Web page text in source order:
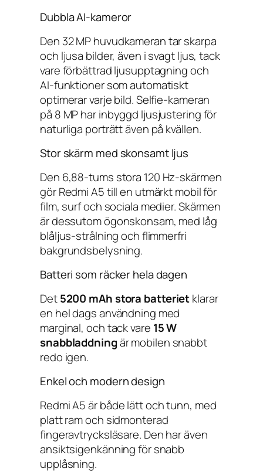
Dubbla AI-kameror
Den 32 MP huvudkameran tar skarpa
och ljusa bilder, även i svagt ljus, tack
vare förbättrad ljusupptagning och
AI-funktioner som automatiskt
optimerar varje bild. Selfie-kameran
på 8 MP har inbyggd ljusjustering för
naturliga porträtt även på kvällen.
Stor skärm med skonsamt ljus
Den 6,88-tums stora 120 Hz-skärmen
gör Redmi A5 till en utmärkt mobil för
film, surf och sociala medier. Skärmen
är dessutom ögonskonsam, med låg
blåljus-strålning och flimmerfri
bakgrundsbelysning.
Batteri som räcker hela dagen
Det5200 mAh stora batterietklarar
en hel dags användning med
marginal, och tack vare 15 W
snabbladdningär mobilen snabbt
redo igen.
Enkel och modern design
Redmi A5 är både lätt och tunn, med
platt ram och sidmonterad
fingeravtrycksläsare. Den har även
ansiktsigenkänning för snabb
upplåsning.